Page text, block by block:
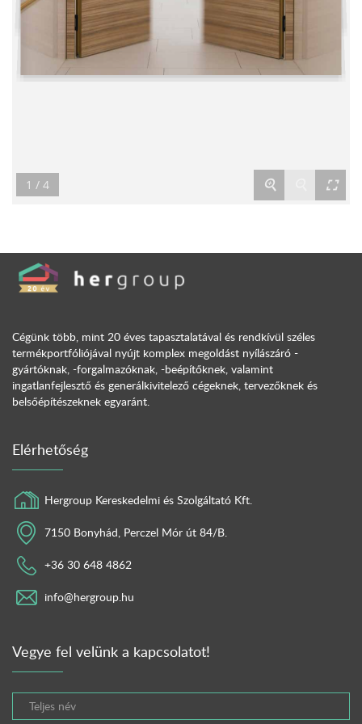
1 / 4 zoom_in fullscreen
Cégünk több, mint 20 éves tapasztalatával és rendkívül széles
termékportfóliójával nyújt komplex megoldást nyílászáró -
gyártóknak, -forgalmazóknak, -beépítőknek, valamint
ingatlanfejlesztő és generálkivitelező cégeknek, tervezőknek és
belsőépítészeknek egyaránt.
Elérhetőség
Hergroup Kereskedelmi és Szolgáltató Kft.
7150 Bonyhád, Perczel Mór út 84/B.
+36 30 648 4862
info@hergroup.hu
Vegye fel velünk a kapcsolatot!